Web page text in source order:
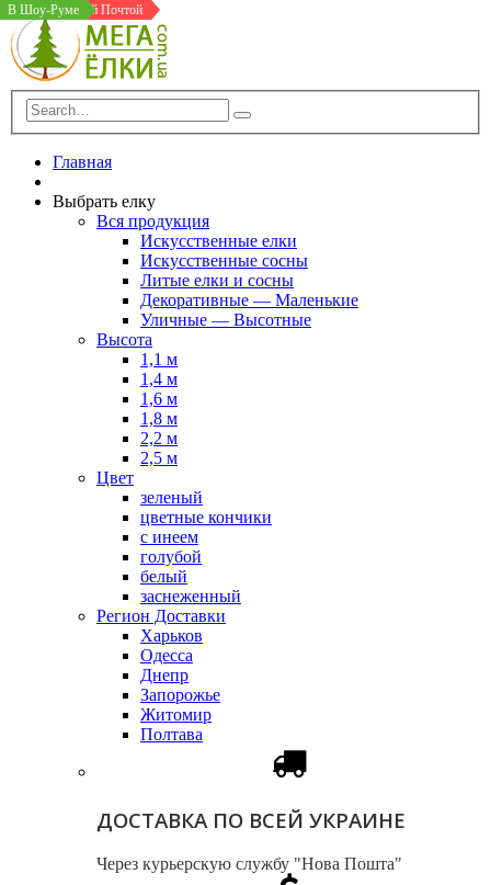
Главная
Выбрать елку
Вся продукция
Искусственные елки
Искусственные сосны
Литые елки и сосны
Декоративные — Маленькие
Уличные — Высотные
Высота
1,1 м
1,4 м
1,6 м
1,8 м
2,2 м
2,5 м
Цвет
зеленый
цветные кончики
с инеем
голубой
белый
заснеженный
Регион Доставки
Харьков
Одесса
Днепр
Запорожье
Житомир
Полтава
ДОСТАВКА ПО ВСЕЙ УКРАИНЕ
Через курьерскую службу "Нова Пошта"
Доставка Новой Почтой
Доставка Новой Почтой
В Шоу-Руме